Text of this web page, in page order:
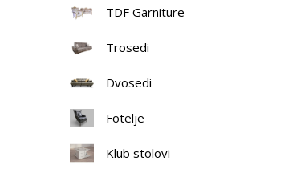
TDF Garniture
Trosedi
Dvosedi
Fotelje
Klub stolovi